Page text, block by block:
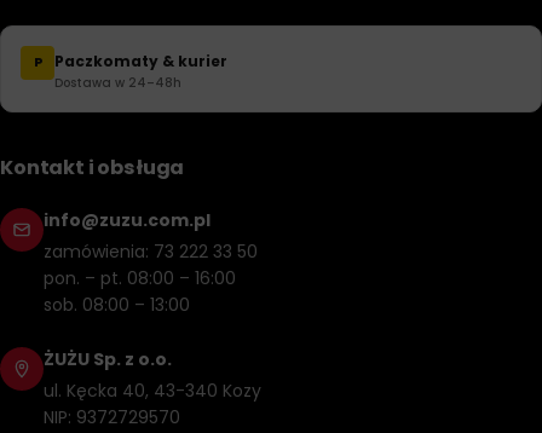
P Paczkomaty & kurier
Dostawa w 24–48h
Kontakt i obsługa
info@zuzu.com.pl
zamówienia: 73 222 33 50
pon. – pt. 08:00 – 16:00
sob. 08:00 – 13:00
ŻUŻU Sp. z o.o.
ul. Kęcka 40, 43-340 Kozy
NIP: 9372729570